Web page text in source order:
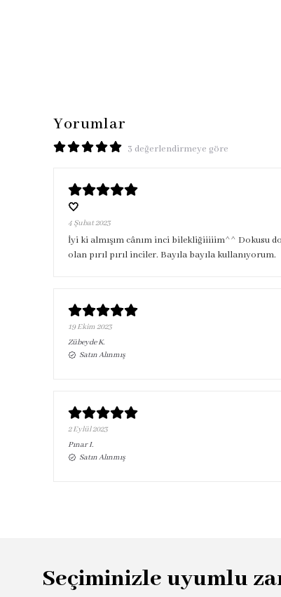
Yorumlar
3 değerlendirmeye göre
🤍
4 Şubat 2023
İyi ki almışım cânım inci bilekliğiiiiim^^ Dokusu
olan pırıl pırıl inciler. Bayıla bayıla kullanıyorum.
19 Ekim 2023
ZübeydeK.
Satın Alınmış
2 Eylül 2023
PınarI.
Satın Alınmış
Seçiminizle uyumlu